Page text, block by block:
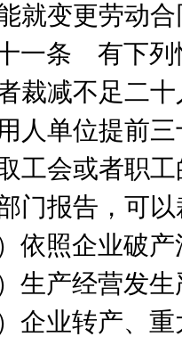
就变更劳动
一条 有下列
裁减不足二
用人单位提前
工会或者职
门报告，可
依照企业破产
生产经营发生
企业转产、重